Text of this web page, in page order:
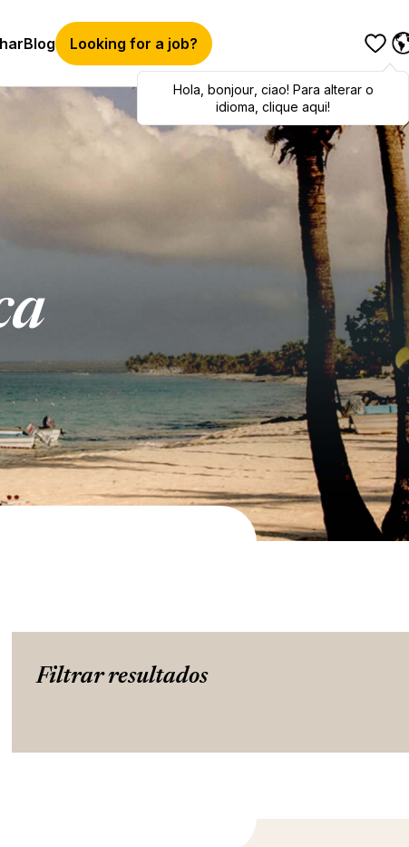
Blog Looking for a job?
Hola,bonjour,ciao! To switch
languages, click here!
Hola bonjour, ciao! Para alterar o
idioma, clique aqui!
Filtrar resultados